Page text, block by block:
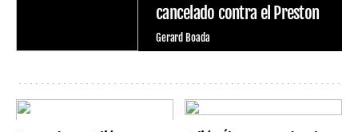
cancelado contra el Preston
Gerard Boada